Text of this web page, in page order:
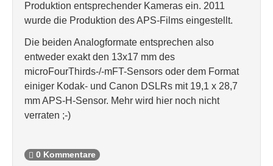
Produktion entsprechender Kameras ein. 2011
wurde die Produktion des APS-Films eingestellt.
Die beiden Analogformate entsprechen also
entweder exakt den 13x17 mm des
microFourThirds-/-mFT-Sensors oder dem Format
einiger Kodak- und Canon DSLRs mit 19,1 x 28,7
mm APS-H-Sensor. Mehr wird hier noch nicht
verraten ;-)
0 Kommentare